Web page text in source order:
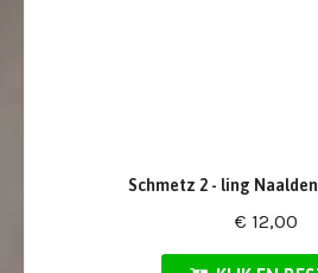
Schmetz 2 - ling
€ 12,00